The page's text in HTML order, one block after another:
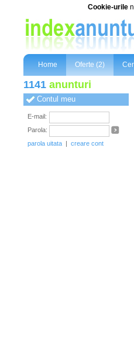
Cookie-urile
Home Oferte (2)
1141 anunturi
Contul meu
E-mail:
Parola:
parola uitata | creare cont